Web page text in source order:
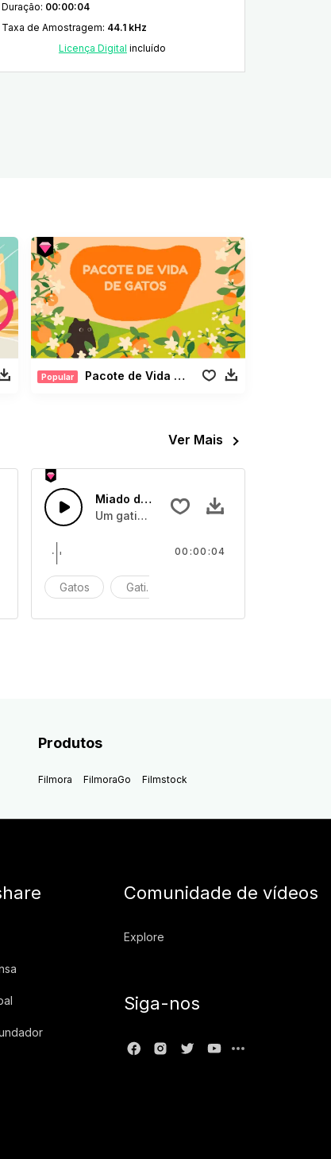
Duração: 00:00:04
Taxa de Amostragem: 44.1 kHz
Licença Digital incluído
Popular Pacote de Vida de Gatos
Ver Mais
miando
Miado de Gatinho 7
Um gatinho ou gatinhos miando
Gatos Gatinhos
00:00:04
Produtos
Filmora FilmoraGo Filmstock
Comunidade de vídeos
Explore
Siga-nos